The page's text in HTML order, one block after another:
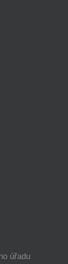
úřadu